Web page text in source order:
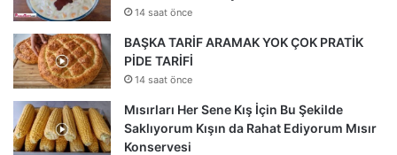
14 saat önce
BAŞKA TARİF ARAMAK YOK ÇOK PRATİK
PİDE TARİFİ
14 saat önce
Mısırları Her Sene Kış İçin Bu Şekilde
Saklıyorum Kışın da Rahat Ediyorum Mısır
Konservesi